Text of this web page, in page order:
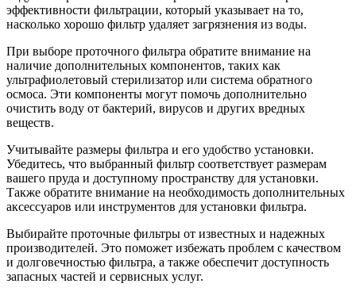
эффективности фильтрации, который указывает на то,
насколько хорошо фильтр удаляет загрязнения из воды.
При выборе проточного фильтра обратите внимание на
наличие дополнительных компонентов, таких как
ультрафиолетовый стерилизатор или система обратного
осмоса. Эти компоненты могут помочь дополнительно
очистить воду от бактерий, вирусов и других вредных
веществ.
Учитывайте размеры фильтра и его удобство установки.
Убедитесь, что выбранный фильтр соответствует размерам
вашего пруда и доступному пространству для установки.
Также обратите внимание на необходимость дополнительных
аксессуаров или инструментов для установки фильтра.
Выбирайте проточные фильтры от известных и надежных
производителей. Это поможет избежать проблем с качеством
и долговечностью фильтра, а также обеспечит доступность
запасных частей и сервисных услуг.